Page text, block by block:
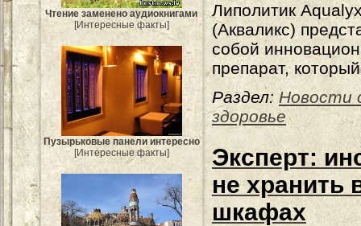
Чтение заменено аудиокнигами
[Интересные факты]
Пузырьковые панели интересно
[Интересные факты]
Липолитик
(Акваликс)
собой
препарат, который
Раздел: Новости
здоровье
Эксперт:
не хранить
шкафах